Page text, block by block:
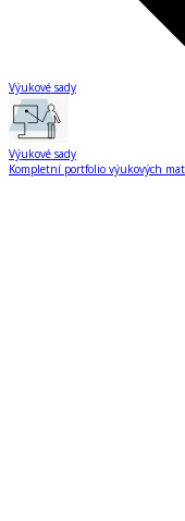
Výukové sady
Výukové sady
Kompletní portfolio výukových